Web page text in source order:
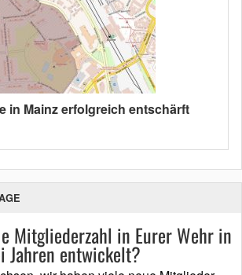
in Mainz erfolgreich entschärft
Mitgliederzahl in Eurer Wehr in
Jahren entwickelt?